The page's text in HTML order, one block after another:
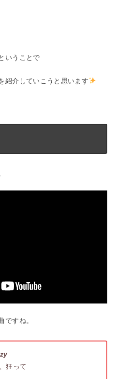
いうことで
紹介していこうと思います
ですね。
狂って